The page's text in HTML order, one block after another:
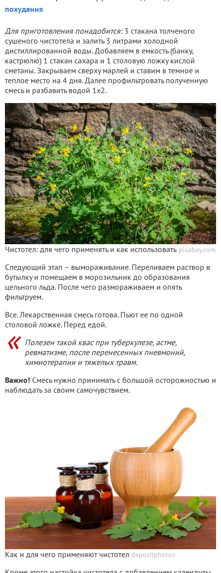
похудения
Для приготовления понадобится:3 стакана толченого
сушеного чистотела и залить 3 литрами холодной
дистиллированной воды. Добавляем в емкость (банку,
кастрюлю) 1 стакан сахара и 1 столовую ложку кислой
сметаны. Закрываем сверху марлей и ставим в темное и
теплое место на 4 дня. Далее профильтровать полученную
смесь и разбавить водой 1х2.
Чистотел: для чего применять и как использовать pixabay.com
Следующий этап – вымораживание. Переливаем раствор в
бутылку и помещаем в морозильник до образования
цельного льда. После чего размораживаем и опять
фильтруем.
Все. Лекарственная смесь готова. Пьют ее по одной
столовой ложке. Перед едой.
Полезен такой квас при туберкулезе, астме,
ревматизме, после перенесенных пневмоний,
химиотерапии и тяжелых травм.
Важно! Смесь нужно принимать с большой осторожностью и
наблюдать за своим самочувствием.
Как и для чего применяют чистотел depositphotos